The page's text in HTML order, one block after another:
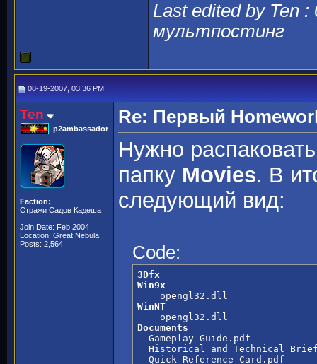
Last edited by Ten
мультпостинг
08-19-2007, 03:36 PM
Ten
p2ambassador
Faction:
Стражи Садов Кадеша
Join Date: Feb 2004
Location: Great Nebula
Posts: 2,564
Re: Первый
Нужно
папку Movies. В
следующий вид:
Code:
3Dfx
Win9x
WinNT
Documents
Gameplay Guide.pdf
Historical and Technical